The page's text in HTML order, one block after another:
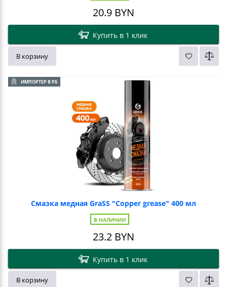
20.9 BYN
Купить в 1 клик
В корзину
ИМПОРТЕР В РБ
Смазка медная GraSS "Сopper grease" 400 мл
В НАЛИЧИИ
23.2 BYN
Купить в 1 клик
В корзину